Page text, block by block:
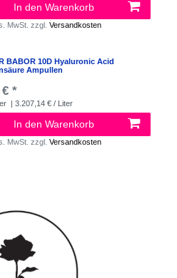
In den Warenkorb
MwSt. zzgl.Versandkosten
BABOR 10D Hyaluronic Acid
Ampullen
€ *
| 3.207,14 € / Liter
In den Warenkorb
MwSt. zzgl.Versandkosten